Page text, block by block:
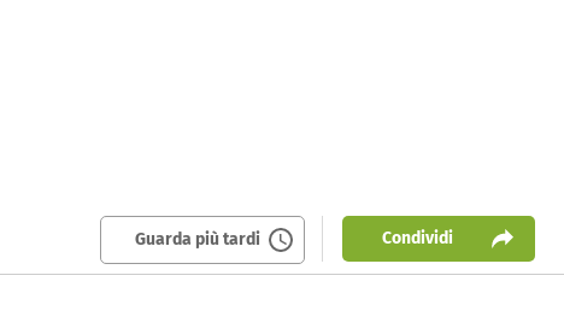
Guarda più tardi Condividi